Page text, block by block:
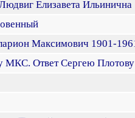
Елизавета Ильинична
Максимович 1901-
МКС. Ответ Сергею Плотову